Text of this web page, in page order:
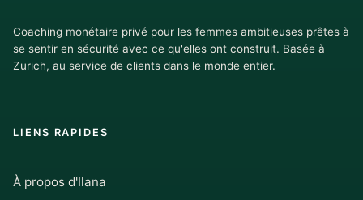
Coaching monétaire privé pour les femmes ambitieuses prêtes à
se sentir en sécurité avec ce qu'elles ont construit. Basée à
Zurich, au service de clients dans le monde entier.
LIENS RAPIDES
À propos d'Ilana